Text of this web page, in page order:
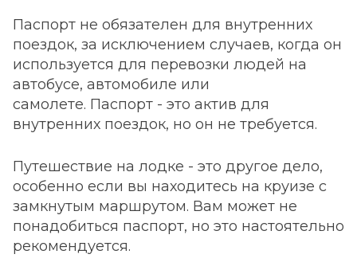
Паспорт не обязателен для внутренних
поездок, за исключением случаев, когда он
используется для перевозки людей на
автобусе, автомобиле или
самолете. Паспорт - это актив для
внутренних поездок, но он не требуется.
Путешествие на лодке - это другое дело,
особенно если вы находитесь на круизе с
замкнутым маршрутом. Вам может не
понадобиться паспорт, но это настоятельно
рекомендуется.